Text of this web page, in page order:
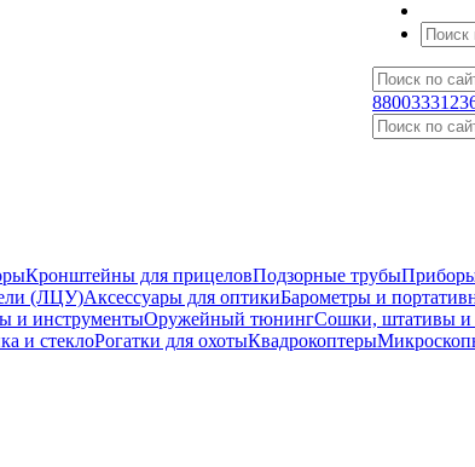
Кронштейны для прицеловПодзорные трубы
(ЛЦУ)Аксессуары для оптикиБарометры и
и инструментыОружейный тюнингСошки, штативы и
и стеклоРогатки для охотыКвадрокоптеры